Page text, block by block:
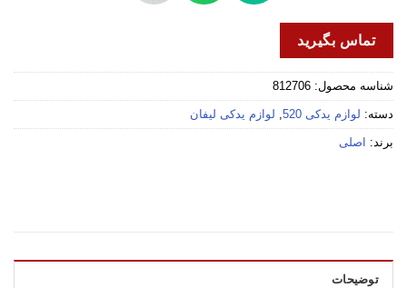
تماس بگیرید
شناسه محصول: 812706
دسته: لوازم یدکی 520 , لوازم یدکی لیفان
برند: اصلی
توضیحات